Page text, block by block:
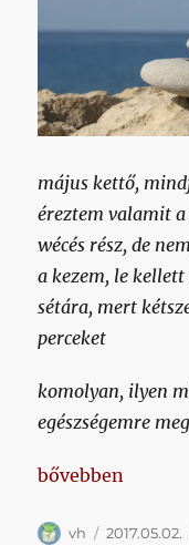
május kettő,
éreztem valamit
wécés rész, de
a kezem, le
sétára, mert
perceket
komolyan, ilyen
egészségemre
„mindenkinek
bővebben
Szerző
vh Közzétéve
2017.05.02.